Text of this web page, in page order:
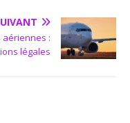
:
légales